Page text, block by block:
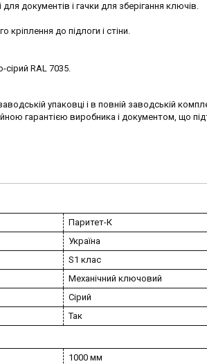
документів і гачки для зберігання ключів.
до підлоги і стіни.
сірий RAL 7035.
упаковці і в повній заводській
гарантією виробника і документом, що
Паритет-К
Україна
S1 клас
Механічний ключовий
Сірий
Так
1000 мм